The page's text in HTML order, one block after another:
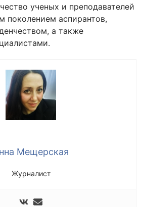
ученых и преподавателей
поколением аспирантов,
а также
Мещерская
Журналист